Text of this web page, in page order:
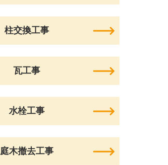
柱交換工事
瓦工事
水栓工事
庭木撤去工事